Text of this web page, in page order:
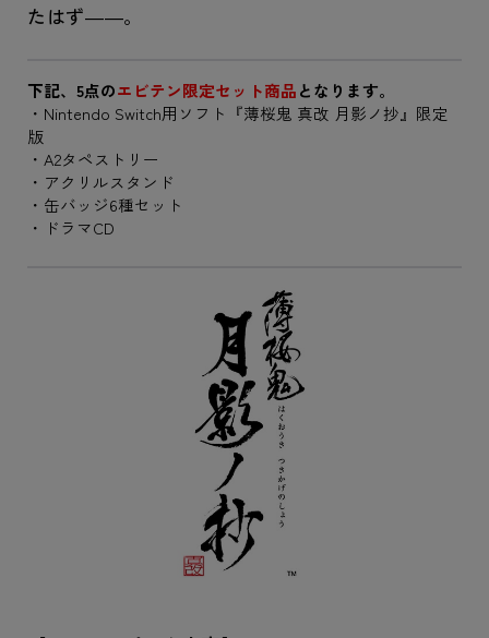
たはず――。
下記、5点のエビテン限定セット商品となります。
・Nintendo Switch用ソフト『薄桜鬼 真改 月影ノ抄』限定
版
・A2タペストリー
・アクリルスタンド
・缶バッジ6種セット
・ドラマCD